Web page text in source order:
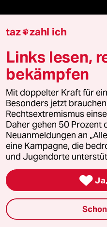
Fragen & Hilfe
Feedback
Aboservice
ePaper Login
Downloads für
taz zahl ich
Links lesen,
bekämpfen
Mit doppelter Kraft für
Besonders jetzt
Rechtsextremismus
Daher gehen 50 Prozent
Neuanmeldungen an
eine Kampagne, die
und Jugendorte
